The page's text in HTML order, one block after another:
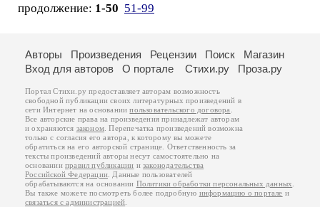
продолжение: 1-50 51-99
Авторы Произведения Рецензии Поиск
Магазин
Вход для авторов
О портале Стихи.ру Проза.ру
Портал Стихи.ру предоставляет авторам возможность
свободной публикации своих литературных произведений в
сети Интернет на основаниипользовательского договора
Все авторские права на произведения принадлежат авторам
и охраняются законом . Перепечатка произведений возможна
только с согласия его автора, к которому вы можете
обратиться на его авторской странице. Ответственность за
тексты произведений авторы несут самостоятельно на
основанииправил публикации изаконодательства
Российской Федерации . Данные пользователей
обрабатываются на основании Политики обработки персональных данных
Вы также можете посмотреть более подробную информацию о портале и
связаться с администрацией